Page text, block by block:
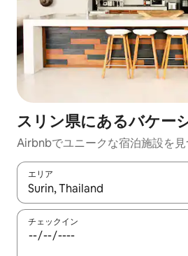
スリン県にあるバケー
Airbnbでユニークな宿泊施設を見
エリア
検索結果が表示されたら、上下の
チェックイン